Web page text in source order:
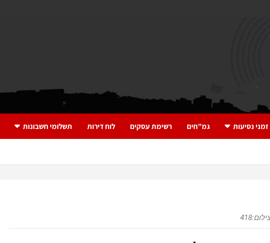
זמני נסיעות גמ”חים רשימת עסקים לוח דירות תשלומי חשבונות